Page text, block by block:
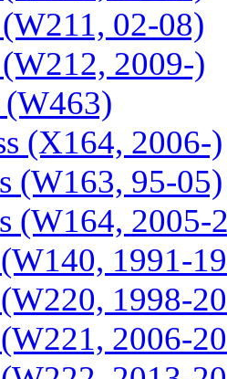
02-08)
2009-)
(W463)
(X164, 2006-)
(W163, 95-05)
(W164, 2005-
(W140, 1991-
(W220, 1998-
(W221, 2006-